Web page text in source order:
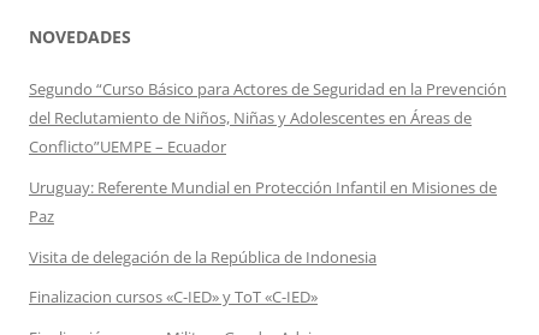
NOVEDADES
Segundo “Curso Básico para Actores de Seguridad en la Prevención
del Reclutamiento de Niños, Niñas y Adolescentes en Áreas de
Conflicto”UEMPE – Ecuador
Uruguay: Referente Mundial en Protección Infantil en Misiones de
Paz
Visita de delegación de la República de Indonesia
Finalizacion cursos «C-IED» y ToT «C-IED»